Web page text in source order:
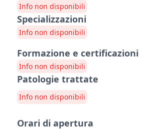
Info non disponibili
Specializzazioni
Info non disponibili
Formazione e certificazioni
Info non disponibili
Patologie trattate
Info non disponibili
Orari di apertura